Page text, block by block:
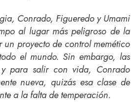
Conrado, Figueredo y Umami
al lugar más peligroso de la
un proyecto de control memético
el mundo. Sin embargo, las
para salir con vida, Conrado
nueva, quizás esa clase de
a la falta de temperación.